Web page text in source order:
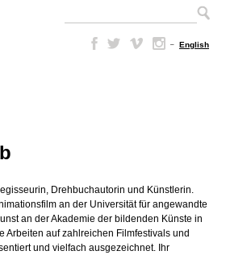
– English
Drehbuchautorin und Künstlerin.
an der Universität für angewandte
an der Akademie der bildenden Künste in
Arbeiten auf zahlreichen Filmfestivals und
und vielfach ausgezeichnet. Ihr